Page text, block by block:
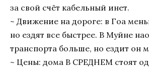
за свой счёт кабельный инет.
~ Движение на дороге: в Гоа
но ездят все быстрее. В Муйне
транспорта больше, но ездит он
~ Цены: дома В СРЕДНЕМ стоят